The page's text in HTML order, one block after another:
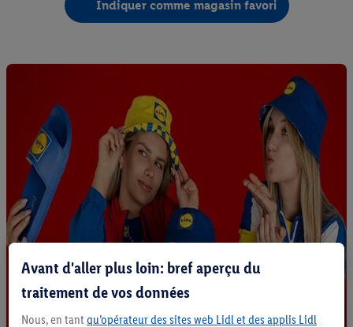
Indiquer comme magasin favori
Avant d'aller plus loin: bref aperçu du
traitement de vos données
Nous, en tant qu’opérateur des sites web Lidl et des applis Lidl